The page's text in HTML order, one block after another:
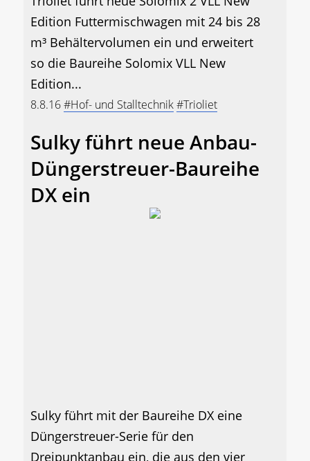
Edition Futtermischwagen mit 24 bis 28
m³ Behältervolumen ein und erweitert
so die Baureihe Solomix VLL New
Edition...
8.8.16#Hof- und Stalltechnik#Trioliet
Sulky führt neue Anbau-
Düngerstreuer-Baureihe
DX ein
Sulky führt mit der Baureihe DX eine
Düngerstreuer-Serie für den
Dreipunktanbau ein, die aus den vier